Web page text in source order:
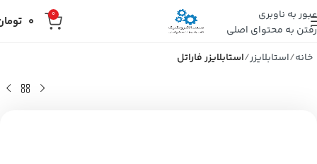
عبور به ناوبری
رفتن به محتوای اصلی
0
0
خانه استابلایزر استابلایزر فاراتل